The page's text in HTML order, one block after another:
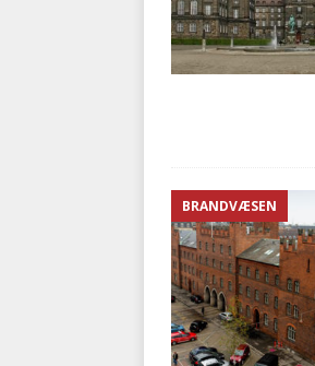
BRANDVÆSEN